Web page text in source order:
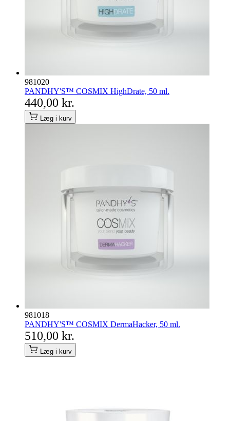
981020
PANDHY'S™ COSMIX HighDrate, 50 ml.
440,00 kr.
Læg i kurv
981018
PANDHY'S™ COSMIX DermaHacker, 50 ml.
510,00 kr.
Læg i kurv